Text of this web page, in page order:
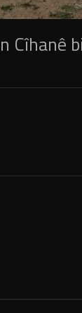
Cîhanê